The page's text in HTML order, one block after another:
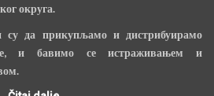
округа.
да прикупљамо и дистрибуирамо
и бавимо се истраживањем и